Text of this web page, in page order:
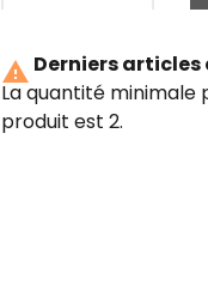
 Derniers articles
La quantité
produit est 2.